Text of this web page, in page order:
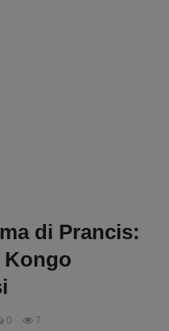
di Prancis:
Kongo
0 7